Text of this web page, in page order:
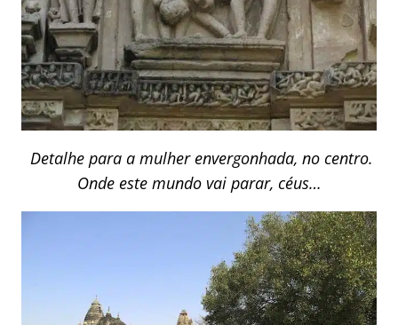
Detalhe para a mulher envergonhada, no centro.
Onde este mundo vai parar, céus…